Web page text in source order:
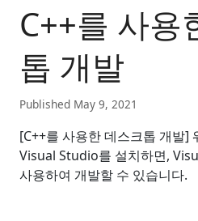
C++를 사용
톱 개발
Published May 9, 2021
[C++를 사용한 데스크톱 개발]
Visual Studio를 설치하면,
사용하여 개발할 수 있습니다.